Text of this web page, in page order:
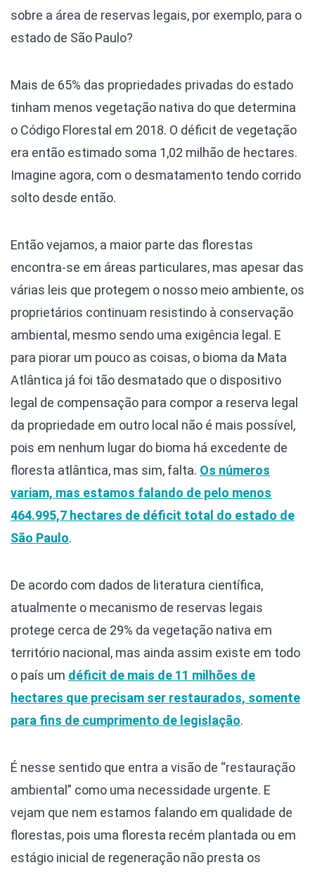
sobre a área de reservas legais, por exemplo, para o
estado de São Paulo?
Mais de 65% das propriedades privadas do estado
tinham menos vegetação nativa do que determina
o Código Florestal em 2018. O déficit de vegetação
era então estimado soma 1,02 milhão de hectares.
Imagine agora, com o desmatamento tendo corrido
solto desde então.
Então vejamos, a maior parte das florestas
encontra-se em áreas particulares, mas apesar das
várias leis que protegem o nosso meio ambiente, os
proprietários continuam resistindo à conservação
ambiental, mesmo sendo uma exigência legal. E
para piorar um pouco as coisas, o bioma da Mata
Atlântica já foi tão desmatado que o dispositivo
legal de compensação para compor a reserva legal
da propriedade em outro local não é mais possível,
pois em nenhum lugar do bioma há excedente de
floresta atlântica, mas sim, falta. Os números
variam, mas estamos falando de pelo menos
464.995,7 hectares de déficit total do estado de
São Paulo.
De acordo com dados de literatura científica,
atualmente o mecanismo de reservas legais
protege cerca de 29% da vegetação nativa em
território nacional, mas ainda assim existe em todo
o país um déficit de mais de 11 milhões de
hectares que precisam ser restaurados, somente
para fins de cumprimento de legislação.
É nesse sentido que entra a visão de “restauração
ambiental” como uma necessidade urgente. E
vejam que nem estamos falando em qualidade de
florestas, pois uma floresta recém plantada ou em
estágio inicial de regeneração não presta os